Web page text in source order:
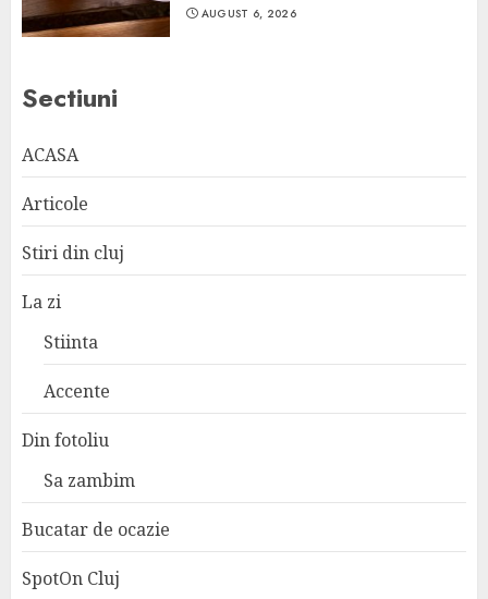
AUGUST 6, 2026
Sectiuni
ACASA
Articole
Stiri din cluj
La zi
Stiinta
Accente
Din fotoliu
Sa zambim
Bucatar de ocazie
SpotOn Cluj